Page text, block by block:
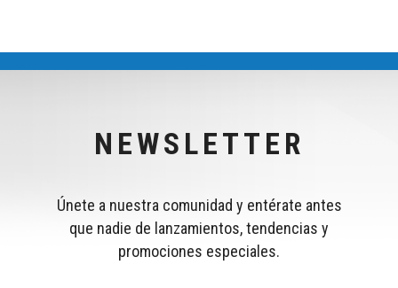
NEWSLETTER
Únete a nuestra comunidad y entérate antes
que nadie de lanzamientos, tendencias y
promociones especiales.